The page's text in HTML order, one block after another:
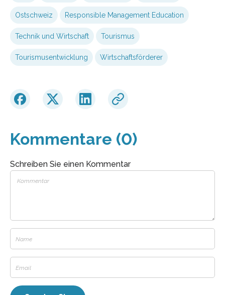
Ostschweiz Responsible Management Education
Technik und Wirtschaft Tourismus
Tourismusentwicklung Wirtschaftsförderer
Kommentare (0)
Schreiben Sie einen Kommentar